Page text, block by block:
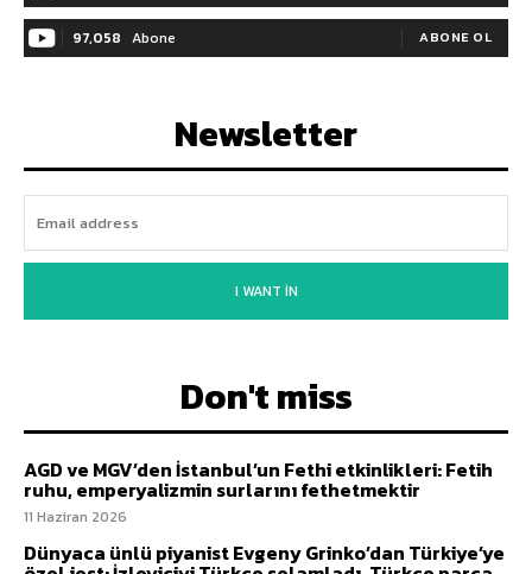
97,058 Abone ABONE OL
Newsletter
I WANT IN
Don't miss
AGD ve MGV’den İstanbul’un Fethi etkinlikleri: Fetih
ruhu, emperyalizmin surlarını fethetmektir
11 Haziran 2026
Dünyaca ünlü piyanist Evgeny Grinko’dan Türkiye’ye